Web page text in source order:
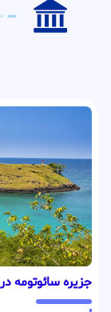
جزیره سائوتومه